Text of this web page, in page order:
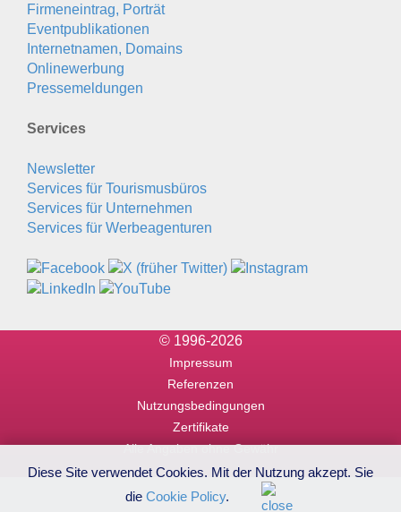
Firmeneintrag, Porträt
Eventpublikationen
Internetnamen, Domains
Onlinewerbung
Pressemeldungen
Services
Newsletter
Services für Tourismusbüros
Services für Unternehmen
Services für Werbeagenturen
© 1996-2026
Impressum
Referenzen
Nutzungsbedingungen
Zertifikate
Alle Angaben ohne Gewähr
Diese Site verwendet Cookies. Mit der Nutzung akzept. Sie
die Cookie Policy.